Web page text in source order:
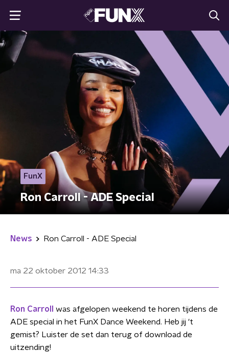
FunX
Ron Carroll - ADE Special
News Ron Carroll - ADE Special
ma 22 oktober 2012 14:33
Ron Carroll
was afgelopen weekend te horen tijdens de
ADE special in het FunX Dance Weekend. Heb jij 't
gemist? Luister de set dan terug of download de
uitzending!